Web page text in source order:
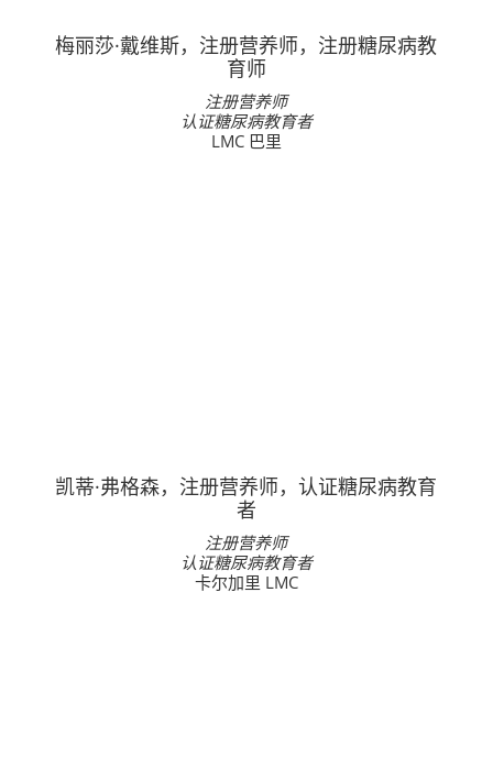
梅丽莎·戴维斯，注册营养师，注册糖尿病教
育师
注册营养师
认证糖尿病教育者
LMC 巴里
凯蒂·弗格森，注册营养师，认证糖尿病教育
者
注册营养师
认证糖尿病教育者
卡尔加里 LMC